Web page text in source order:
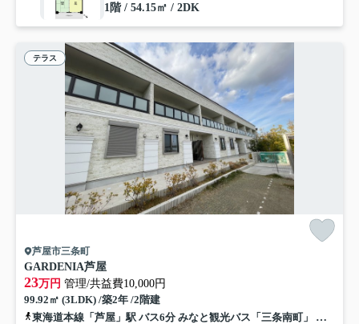
1階 / 54.15㎡ / 2DK
テラス
芦屋市三条町
GARDENIA芦屋
23万円 管理/共益費10,000円
99.92㎡ (3LDK) /築2年 /2階建
東海道本線「芦屋」駅 バス6分 みなと観光バス「三条南町」 停歩9分